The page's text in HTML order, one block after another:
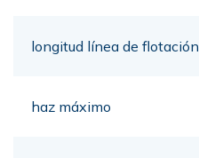
longitud línea de flotación
haz máximo